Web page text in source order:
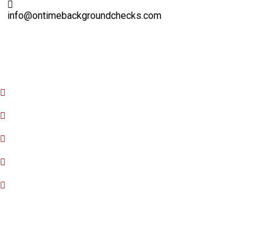
info@ontimebackgroundchecks.com